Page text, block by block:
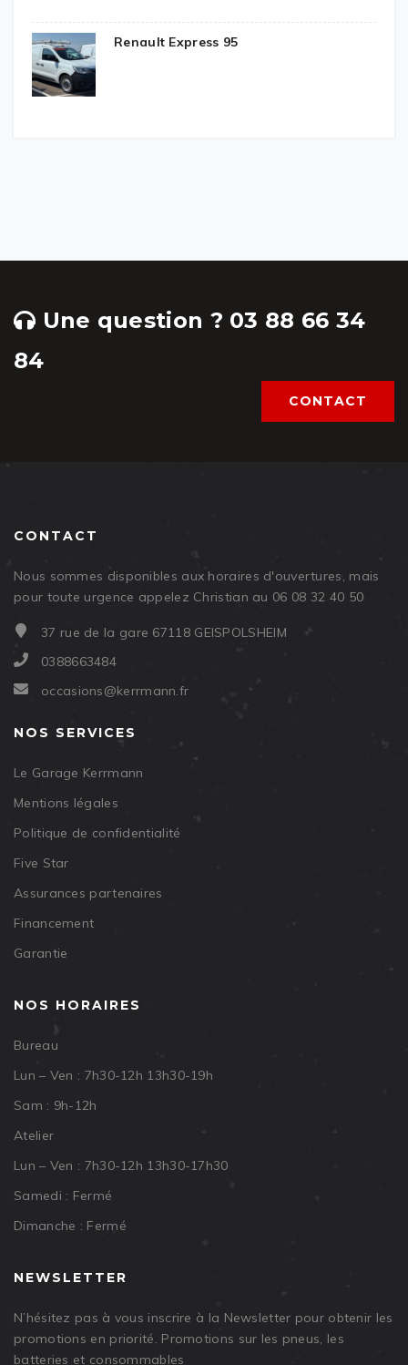
Renault Express 95
Une question ? 03 88 66 34
84
CONTACT
CONTACT
Nous sommes disponibles aux horaires d'ouvertures, mais
pour toute urgence appelez Christian au 06 08 32 40 50
37 rue de la gare 67118 GEISPOLSHEIM
0388663484
occasions@kerrmann.fr
NOS SERVICES
Le Garage Kerrmann
Mentions légales
Politique de confidentialité
Five Star
Assurances partenaires
Financement
Garantie
NOS HORAIRES
Bureau
Lun – Ven : 7h30-12h 13h30-19h
Sam : 9h-12h
Atelier
Lun – Ven : 7h30-12h 13h30-17h30
Samedi : Fermé
Dimanche : Fermé
NEWSLETTER
N’hésitez pas à vous inscrire à la Newsletter pour obtenir les
promotions en priorité. Promotions sur les pneus, les
batteries et consommables